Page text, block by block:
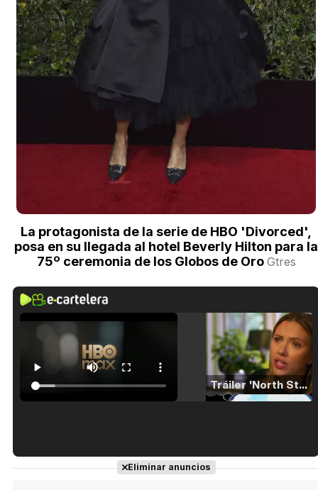
La protagonista de la serie de HBO 'Divorced',
posa en su llegada al hotel Beverly Hilton para la
75º ceremonia de los Globos de Oro Gtres
Tráiler 'North Star' (2023)
Tráiler en español de 'La isla olvidada'
Eliminar anuncios